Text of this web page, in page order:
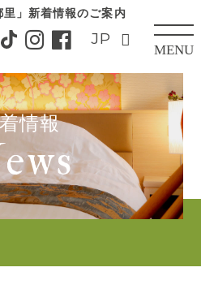
」 新着情報のご案内
MENU
情報